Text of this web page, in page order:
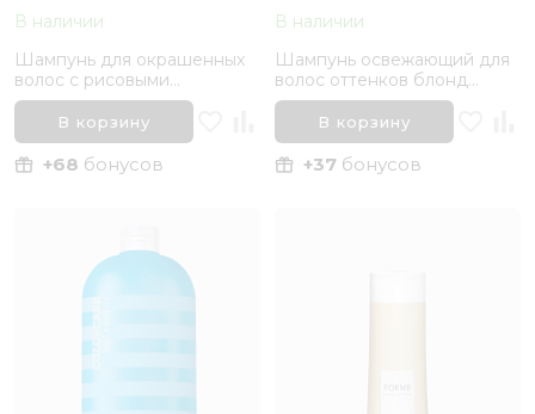
В наличии
Шампунь для окрашенных
волос с рисовыми
протеинами и экстрактом
женьшеня Kapous Studio
Professional, 1000 мл
В корзину
+68 бонусов
В наличии
Шампунь освежающий для
волос оттенков блонд
Kapous Professional "Blond
Bar", 300 мл
В корзину
+37 бонусов